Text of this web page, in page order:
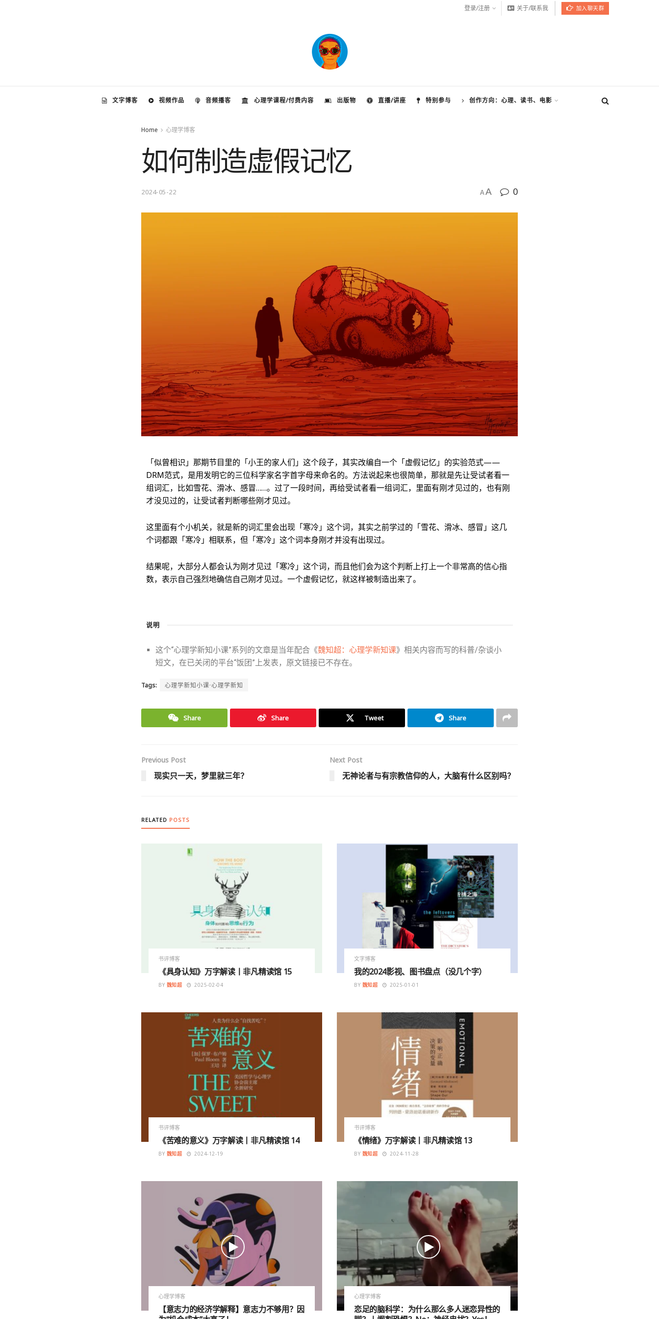
登录/注册 关于/联系我 加入聊天群
文字博客 视频作品 音频播客 心理学课程/付费内容 出版物 直播/讲座 特别参与 创作方向：心理、读书、电影
Home 心理学博客
如何制造虚假记忆
2024-05-22 AA 0
「似曾相识」那期节目里的「小王的家人们」这个段子，其实改编自一个「虚假记忆」的实验范式——
DRM范式，是用发明它的三位科学家名字首字母来命名的。方法说起来也很简单，那就是先让受试者看一
组词汇，比如雪花、滑冰、感冒……。过了一段时间，再给受试者看一组词汇，里面有刚才见过的，也有刚
才没见过的，让受试者判断哪些刚才见过。
这里面有个小机关，就是新的词汇里会出现「寒冷」这个词，其实之前学过的「雪花、滑冰、感冒」这几
个词都跟「寒冷」相联系，但「寒冷」这个词本身刚才并没有出现过。
结果呢，大部分人都会认为刚才见过「寒冷」这个词，而且他们会为这个判断上打上一个非常高的信心指
数，表示自己强烈地确信自己刚才见过。一个虚假记忆，就这样被制造出来了。
说明
这个“心理学新知小课”系列的文章是当年配合《魏知超：心理学新知课》相关内容而写的科普/杂谈小
短文，在已关闭的平台“饭团”上发表，原文链接已不存在。
Tags: 心理学新知小课·心理学新知
Share Share Tweet Share
Previous Post
现实只一天，梦里就三年？
Next Post
无神论者与有宗教信仰的人，大脑有什么区别吗？
RELATED POSTS
书评博客
《具身认知》万字解读丨非凡精读馆 15
BY 魏知超 2025-02-04
文字博客
我的2024影视、图书盘点（没几个字）
BY 魏知超 2025-01-01
书评博客
《苦难的意义》万字解读丨非凡精读馆 14
BY 魏知超 2024-12-19
书评博客
《情绪》万字解读丨非凡精读馆 13
BY 魏知超 2024-11-28
心理学博客
【意志力的经济学解释】意志力不够用？因
心理学博客
恋足的脑科学：为什么那么多人迷恋异性的